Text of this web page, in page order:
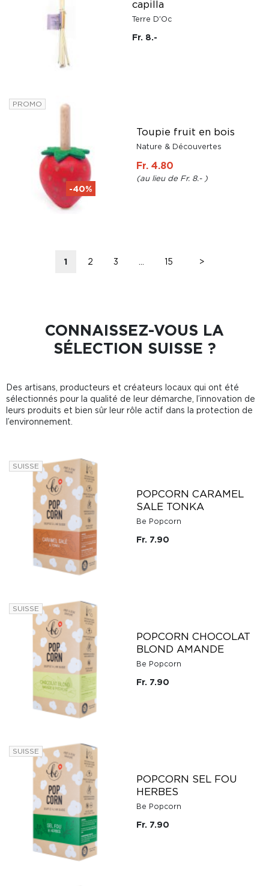
capilla
Terre D'Oc
Fr. 8.-
PROMO
Toupie fruit en bois
Nature & Découvertes
Fr. 4.80
Fr. 8.-
-40%
1 2 3 15 >
CONNAISSEZ-VOUS LA
SÉLECTION SUISSE ?
Des artisans, producteurs et créateurs locaux qui ont été
sélectionnés pour la qualité de leur démarche, l’innovation de
leurs produits et bien sûr leur rôle actif dans la protection de
l’environnement.
SUISSE
POPCORN CARAMEL
SALE TONKA
Be Popcorn
Fr. 7.90
SUISSE
POPCORN CHOCOLAT
BLOND AMANDE
Be Popcorn
Fr. 7.90
SUISSE
POPCORN SEL FOU
HERBES
Be Popcorn
Fr. 7.90